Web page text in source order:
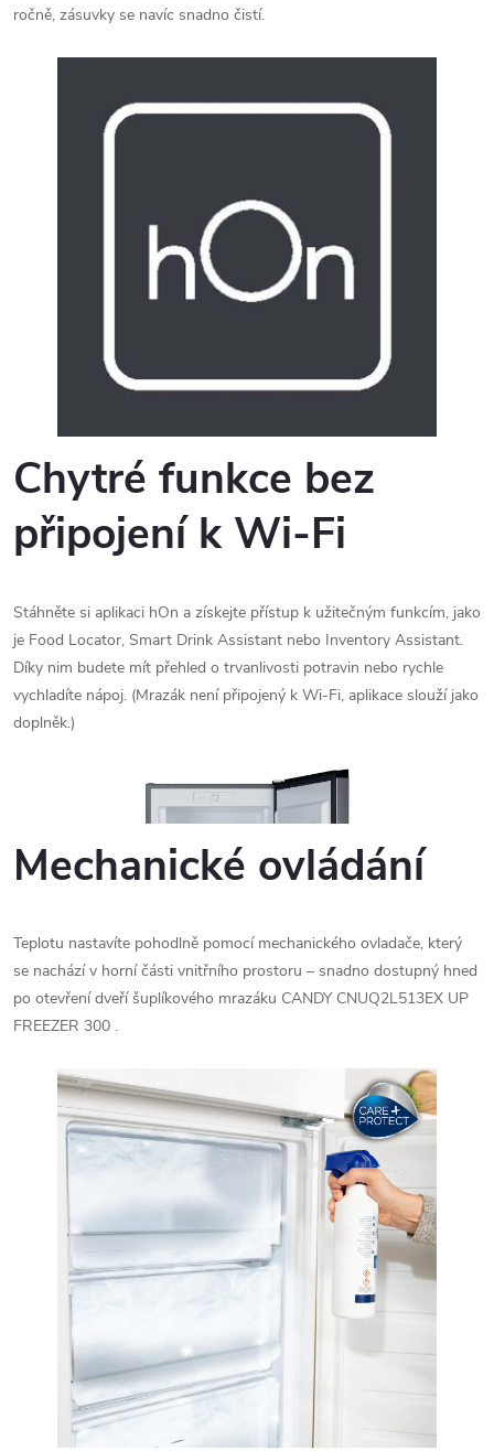
ročně, zásuvky se navíc snadno čistí.
Chytré funkce bez
připojení k Wi-Fi
Stáhněte si aplikaci hOn a získejte přístup k užitečným funkcím, jako
je Food Locator, Smart Drink Assistant nebo Inventory Assistant.
Díky nim budete mít přehled o trvanlivosti potravin nebo rychle
vychladíte nápoj. (Mrazák není připojený k Wi-Fi, aplikace slouží jako
doplněk.)
Mechanické ovládání
Teplotu nastavíte pohodlně pomocí mechanického ovladače, který
se nachází v horní části vnitřního prostoru – snadno dostupný hned
po otevření dveří šuplíkového mrazáku CANDY CNUQ2L513EX UP
FREEZER 300 .